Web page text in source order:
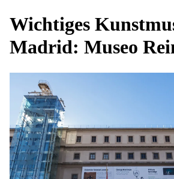
Wichtiges
Madrid: Museo